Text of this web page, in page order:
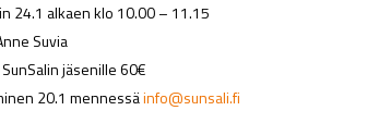
24.1 alkaen klo 10.00 – 11.15
Suvia
jäsenille 60€
20.1 mennessäinfo@sunsali.fi